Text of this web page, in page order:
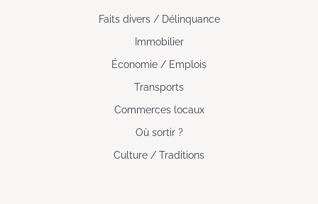
Faits divers / Délinquance
Immobilier
Économie / Emplois
Transports
Commerces locaux
Où sortir ?
Culture / Traditions